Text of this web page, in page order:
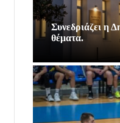
Συνεδριάζει η
θέματα.